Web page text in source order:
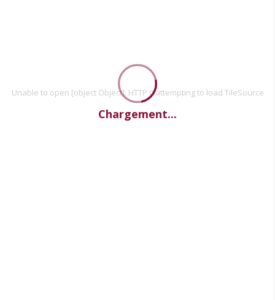
Unable to open [object Object]: HTTP 0 attempting to load TileSource
Chargement...